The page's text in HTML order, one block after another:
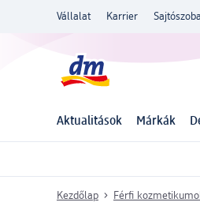
Vállalat Karrier Sajtószoba
Aktualitások Márkák
Kezdőlap Férfi